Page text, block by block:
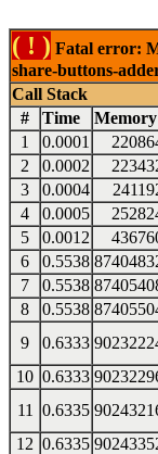
( ! ) Fatal error:
share-buttons-
Call Stack
#
Time Memory
1
0.0001
2
0.0002
3
0.0004
4
0.0005
5
0.0012
6
0.5538
7
0.5538
8
0.5538
9
0.6333
10 0.6333
11
0.6335
12 0.6335